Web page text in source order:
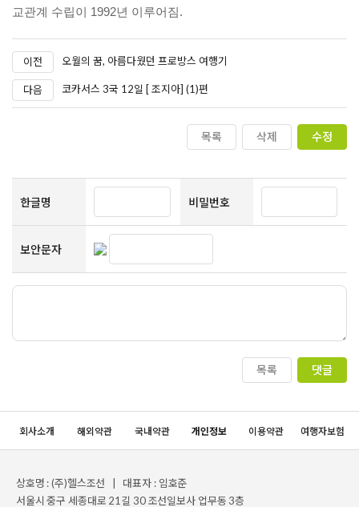
교관계 수립이 1992년 이루어짐.
이전 오월의 꿈, 아름다웠던 프로방스 여행기
다음 코카서스 3국 12일 [ 조지아] (1)편
목록 삭제 수정
한글명 비밀번호
보안문자
목록 댓글
회사소개 해외약관 국내약관 개인정보 이용약관 여행자보험
상호명 : (주)헬스조선 | 대표자 : 임호준
서울시 중구 세종대로 21길 30 조선일보사 업무동 3층